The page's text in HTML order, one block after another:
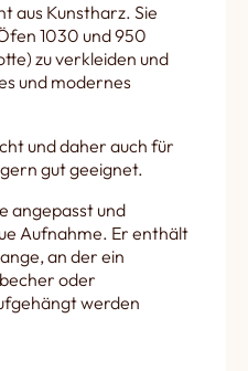
aus Kunstharz. Sie
1030 und 950
zu verkleiden und
und modernes
und daher auch für
gut geeignet.
angepasst und
Aufnahme. Er enthält
an der ein
oder
werden